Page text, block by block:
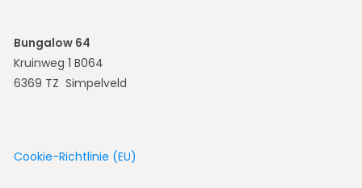
Bungalow 64
Kruinweg 1 B064
6369 TZ Simpelveld
Cookie-Richtlinie (EU)